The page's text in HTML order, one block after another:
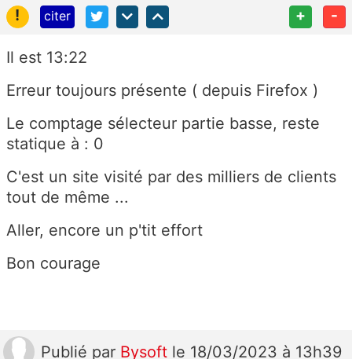
!
citer + -
Il est 13:22
Erreur toujours présente ( depuis Firefox )
Le comptage sélecteur partie basse, reste
statique à : 0
C'est un site visité par des milliers de clients
tout de même ...
Aller, encore un p'tit effort
Bon courage
Publié par Bysoft le 18/03/2023 à 13h39